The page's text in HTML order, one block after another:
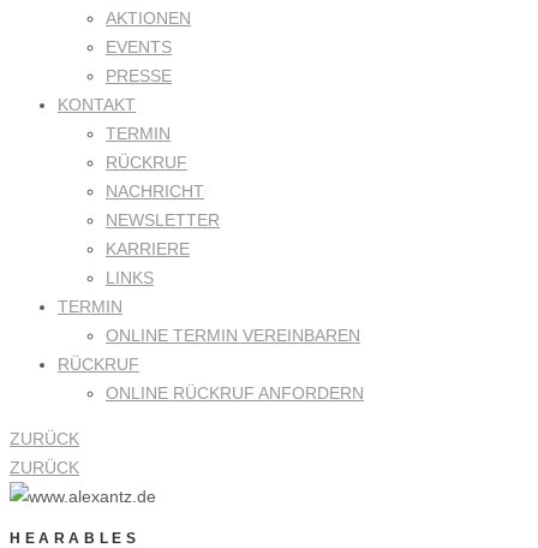
AKTIONEN
EVENTS
PRESSE
KONTAKT
TERMIN
RÜCKRUF
NACHRICHT
NEWSLETTER
KARRIERE
LINKS
TERMIN
ONLINE TERMIN VEREINBAREN
RÜCKRUF
ONLINE RÜCKRUF ANFORDERN
ZURÜCK
ZURÜCK
HEARABLES